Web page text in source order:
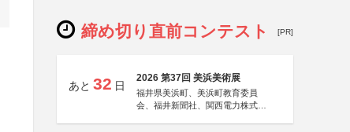
締め切り直前コンテスト [PR]
あと 32 日
2026 第37回 美浜美術展
福井県美浜町、美浜町教育委員
会、福井新聞社、関西電力株式会